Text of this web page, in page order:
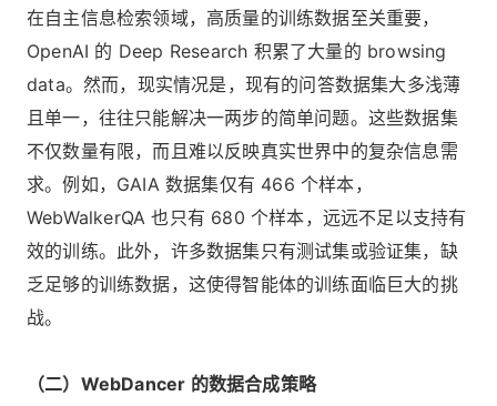
在自主信息检索领域，高质量的训练数据至关重要，
OpenAI 的 Deep Research 积累了大量的 browsing
data。然而，现实情况是，现有的问答数据集大多浅薄
且单一，往往只能解决一两步的简单问题。这些数据集
不仅数量有限，而且难以反映真实世界中的复杂信息需
求。例如，GAIA 数据集仅有 466 个样本，
WebWalkerQA 也只有 680 个样本，远远不足以支持有
效的训练。此外，许多数据集只有测试集或验证集，缺
乏足够的训练数据，这使得智能体的训练面临巨大的挑
战。
（二）WebDancer 的数据合成策略